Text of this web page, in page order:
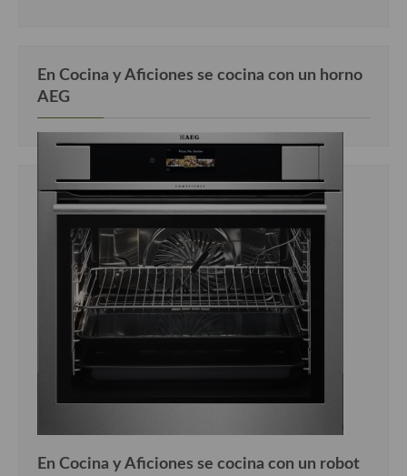
En Cocina y Aficiones se cocina con un horno
AEG
En Cocina y Aficiones se cocina con un robot